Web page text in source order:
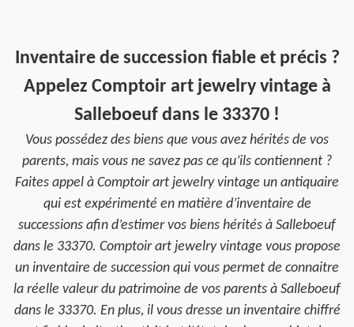
Inventaire de succession fiable et précis ?
Appelez Comptoir art jewelry vintage à
Salleboeuf dans le 33370 !
Vous possédez des biens que vous avez hérités de vos
parents, mais vous ne savez pas ce qu’ils contiennent ?
Faites appel à Comptoir art jewelry vintage un antiquaire
qui est expérimenté en matière d’inventaire de
successions afin d’estimer vos biens hérités à Salleboeuf
dans le 33370. Comptoir art jewelry vintage vous propose
un inventaire de succession qui vous permet de connaitre
la réelle valeur du patrimoine de vos parents à Salleboeuf
dans le 33370. En plus, il vous dresse un inventaire chiffré